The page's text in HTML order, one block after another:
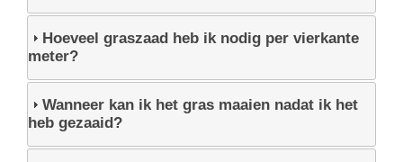
Hoeveel graszaad heb ik nodig per vierkante
meter?
Wanneer kan ik het gras maaien nadat ik het
heb gezaaid?